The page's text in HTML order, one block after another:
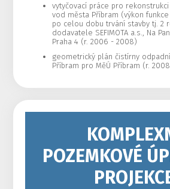
vytyčovací práce pro
vod města Příbram (výkon
po celou dobu trvání stavby tj. 2
dodavatele SEFIMOTA a.s., Na
Praha 4 (r. 2006 - 2008)
geometrický plán čistírny
Příbram pro MěÚ Příbram (r.
POZEMKOVÉ